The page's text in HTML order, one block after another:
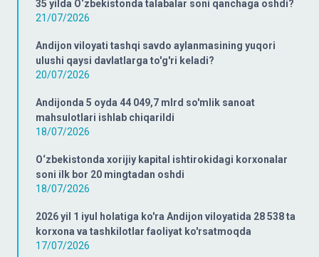
35 yilda O‘zbekistonda talabalar soni qanchaga oshdi?
21/07/2026
Andijon viloyati tashqi savdo aylanmasining yuqori
ulushi qaysi davlatlarga to'g'ri keladi?
20/07/2026
Andijonda 5 oyda 44 049,7 mlrd so'mlik sanoat
mahsulotlari ishlab chiqarildi
18/07/2026
O‘zbekistonda xorijiy kapital ishtirokidagi korxonalar
soni ilk bor 20 mingtadan oshdi
18/07/2026
2026 yil 1 iyul holatiga ko'ra Andijon viloyatida 28 538 ta
korxona va tashkilotlar faoliyat ko'rsatmoqda
17/07/2026